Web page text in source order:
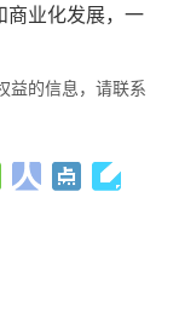
商业化发展，一
益的信息，请联系